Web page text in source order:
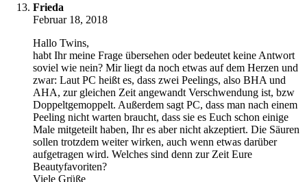
Frieda
Februar 18, 2018
Hallo Twins,
habt Ihr meine Frage übersehen oder bedeutet keine Antwort
soviel wie nein? Mir liegt da noch etwas auf dem Herzen und
zwar: Laut PC heißt es, dass zwei Peelings, also BHA und
AHA, zur gleichen Zeit angewandt Verschwendung ist, bzw
Doppeltgemoppelt. Außerdem sagt PC, dass man nach einem
Peeling nicht warten braucht, dass sie es Euch schon einige
Male mitgeteilt haben, Ihr es aber nicht akzeptiert. Die Säuren
sollen trotzdem weiter wirken, auch wenn etwas darüber
aufgetragen wird. Welches sind denn zur Zeit Eure
Beautyfavoriten?
Viele Grüße